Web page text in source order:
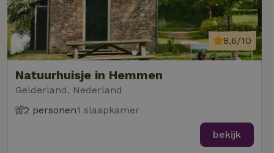
Natuurhuisje in Hemmen
Gelderland, Nederland
8,6/10
2 personen1 slaapkamer
bekijk